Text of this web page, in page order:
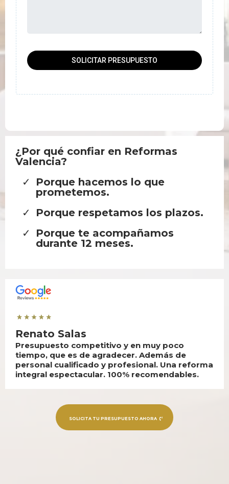
SOLICITAR PRESUPUESTO
¿Por qué confiar en Reformas
Valencia?
Porque hacemos lo que
prometemos.
Porque respetamos los plazos.
Porque te acompañamos
durante 12 meses.
Renato Salas
Presupuesto competitivo y en muy poco
tiempo, que es de agradecer. Además de
personal cualificado y profesional. Una reforma
integral espectacular. 100% recomendables.
SOLICITA TU PRESUPUESTO AHORA